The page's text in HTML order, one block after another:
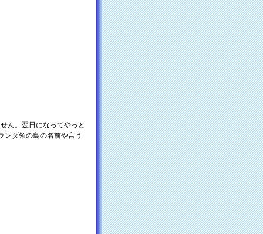
ん。翌日になってやっと
ンダ領の島の名前や言う